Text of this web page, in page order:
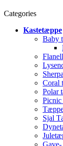
Categories
Kastetæppe
Baby
Coral
Polar
Sjal